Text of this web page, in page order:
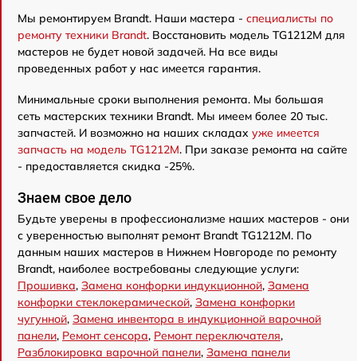
Мы ремонтируем Brandt. Наши мастера - специалисты по
ремонту техники Brandt. Восстановить модель TG1212M для
мастеров не будет новой задачей. На все виды
проведенных работ у нас имеется гарантия.
Минимальные сроки выполнения ремонта. Мы большая
сеть мастерских техники Brandt. Мы имеем более 20 тыс.
запчастей. И возможно на наших складах уже имеется
запчасть на модель TG1212M. При заказе ремонта на сайте
- предоставляется скидка -25%.
Знаем свое дело
Будьте уверены в профессионализме наших мастеров - они
с уверенностью выполнят ремонт Brandt TG1212M. По
данным наших мастеров в Нижнем Новгороде по ремонту
Brandt, наиболее востребованы следующие услуги:
Прошивка, Замена конфорки индукционной, Замена
конфорки стеклокерамической, Замена конфорки
чугунной, Замена инвентора в индукционной варочной
панели, Ремонт сенсора, Ремонт переключателя,
Разблокировка варочной панели, Замена панели